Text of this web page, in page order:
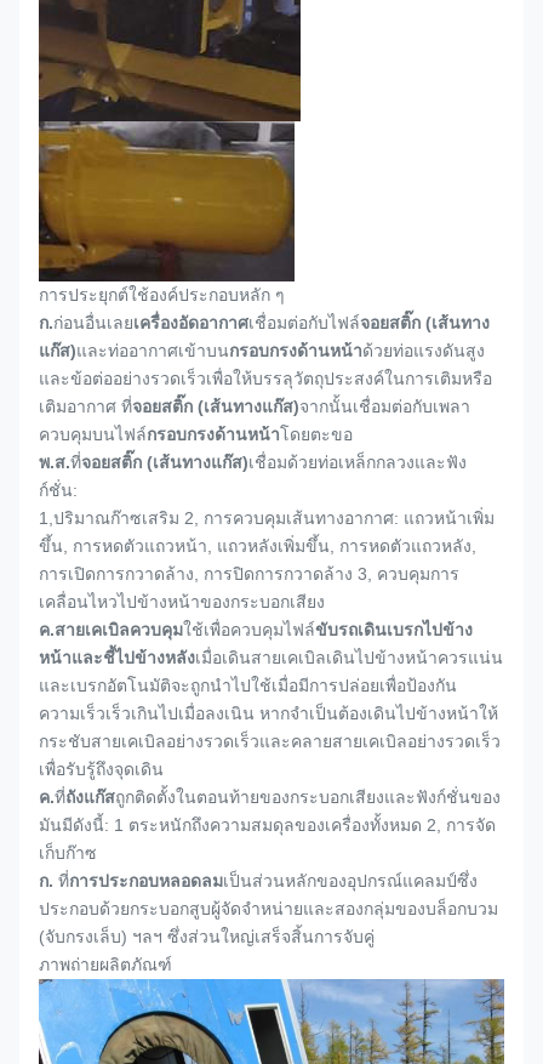
การประยุกต์ใช้องค์ประกอบหลัก ๆ
ก.ก่อนอื่นเลยเครื่องอัดอากาศเชื่อมต่อกับไฟล์จอยสติ๊ก (เส้นทาง
แก๊ส)และท่ออากาศเข้าบนกรอบกรงด้านหน้าด้วยท่อแรงดันสูง
และข้อต่ออย่างรวดเร็วเพื่อให้บรรลุวัตถุประสงค์ในการเติมหรือ
เติมอากาศ ที่จอยสติ๊ก (เส้นทางแก๊ส)จากนั้นเชื่อมต่อกับเพลา
ควบคุมบนไฟล์กรอบกรงด้านหน้าโดยตะขอ
พ.ส.ที่จอยสติ๊ก (เส้นทางแก๊ส)เชื่อมด้วยท่อเหล็กกลวงและฟัง
ก์ชั่น:
1, ปริมาณก๊าซเสริม 2, การควบคุมเส้นทางอากาศ: แถวหน้าเพิ่ม
ขึ้น, การหดตัวแถวหน้า, แถวหลังเพิ่มขึ้น, การหดตัวแถวหลัง,
การเปิดการกวาดล้าง, การปิดการกวาดล้าง 3, ควบคุมการ
เคลื่อนไหวไปข้างหน้าของกระบอกเสียง
ค.สายเคเบิลควบคุมใช้เพื่อควบคุมไฟล์ขับรถเดินเบรกไปข้าง
หน้าและชี้ไปข้างหลังเมื่อเดินสายเคเบิลเดินไปข้างหน้าควรแน่น
และเบรกอัตโนมัติจะถูกนำไปใช้เมื่อมีการปล่อยเพื่อป้องกัน
ความเร็วเร็วเกินไปเมื่อลงเนิน หากจำเป็นต้องเดินไปข้างหน้าให้
กระชับสายเคเบิลอย่างรวดเร็วและคลายสายเคเบิลอย่างรวดเร็ว
เพื่อรับรู้ถึงจุดเดิน
ค.ที่ถังแก๊สถูกติดตั้งในตอนท้ายของกระบอกเสียงและฟังก์ชั่นของ
มันมีดังนี้: 1 ตระหนักถึงความสมดุลของเครื่องทั้งหมด 2, การจัด
เก็บก๊าซ
ก. ที่การประกอบหลอดลมเป็นส่วนหลักของอุปกรณ์แคลมป์ซึ่ง
ประกอบด้วยกระบอกสูบผู้จัดจำหน่ายและสองกลุ่มของบล็อกบวม
(จับกรงเล็บ) ฯลฯ ซึ่งส่วนใหญ่เสร็จสิ้นการจับคู่
ภาพถ่ายผลิตภัณฑ์